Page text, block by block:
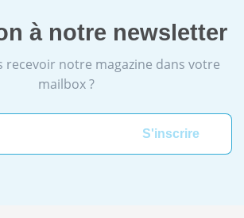
à notre newsletter
recevoir notre magazine dans votre
mailbox ?